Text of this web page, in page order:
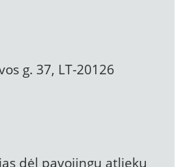
g. 37, LT-20126
dėl pavojingų atliekų